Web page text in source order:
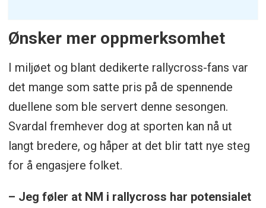
Ønsker mer oppmerksomhet
I miljøet og blant dedikerte rallycross-fans var
det mange som satte pris på de spennende
duellene som ble servert denne sesongen.
Svardal fremhever dog at sporten kan nå ut
langt bredere, og håper at det blir tatt nye steg
for å engasjere folket.
– Jeg føler at NM i rallycross har potensialet